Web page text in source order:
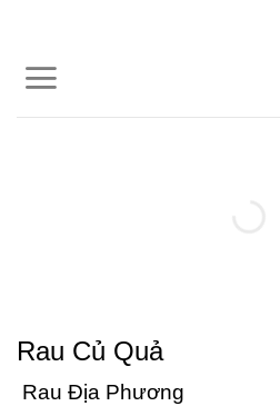
content
Rau Củ Quả
Rau Địa Phương